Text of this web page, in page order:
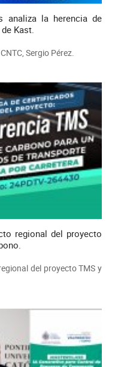
analiza la herencia de
Kast.
Sergio Pérez.
regional del proyecto
del proyecto TMS y